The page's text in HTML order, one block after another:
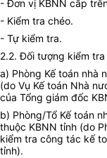
- Đơn vị KBNN cấp
- Kiểm tra chéo.
- Tự kiểm tra.
2.2. Đối tượng kiểm tra
a) Phòng Kế toán nhà
(do Vụ Kế toán Nhà
của Tổng giám đốc
b) Phòng/Tổ Kế toán
thuộc KBNN tỉnh (do
kiểm tra công tác kế
tỉnh).